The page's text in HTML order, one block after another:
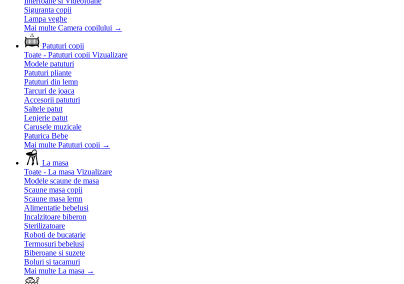
Siguranta copii
Lampa veghe
Mai multe Camera copilului →
Patuturi copii
Toate - Patuturi copii Vizualizare
Modele patuturi
Patuturi pliante
Patuturi din lemn
Tarcuri de joaca
Accesorii patuturi
Saltele patut
Lenjerie patut
Carusele muzicale
Paturica Bebe
Mai multe Patuturi copii →
La masa
Toate - La masa Vizualizare
Modele scaune de masa
Scaune masa copii
Scaune masa lemn
Alimentatie bebelusi
Incalzitoare biberon
Sterilizatoare
Roboti de bucatarie
Termosuri bebelusi
Biberoane si suzete
Boluri si tacamuri
Mai multe La masa →